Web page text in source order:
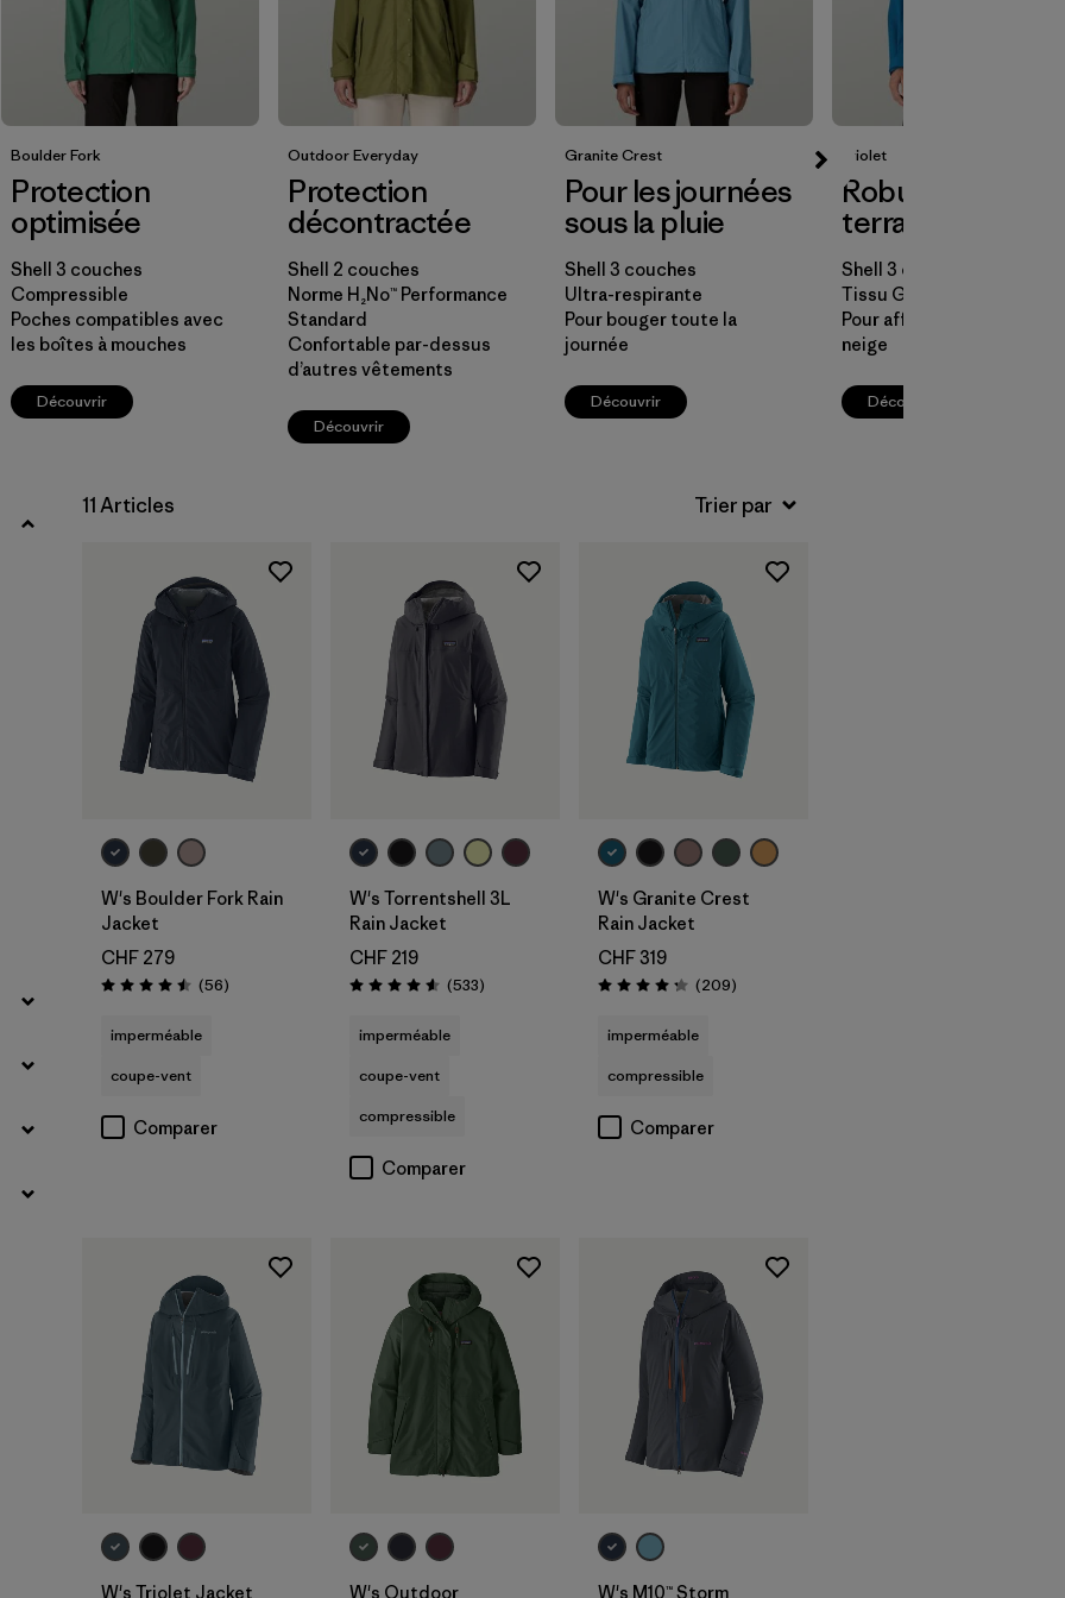
Filtrer par
Coupe
Filtrer par
Couleur
Filtrer par
Prix
Boulder Fork
Protection
optimisée
Shell 3 couches
Compressible
Poches compatibles avec
les boîtes à mouches
Découvrir
Outdoor Everyday
Protection
décontractée
Shell 2 couches
Norme H₂No™ Performance
Standard
Confortable par-dessus
d’autres vêtements
Découvrir
Granite Crest
Pour les journées
sous la pluie
Shell 3 couches
Ultra-respirante
Pour bouger toute la
journée
Découvrir
Triolet
Robuste et tout-
terrain
Shell 3 couches
Tissu GORE-TEX
Pour affronter le froid et la
neige
Découvrir
11 Articles
W's Boulder Fork Rain
Jacket
CHF 279
Évaluation: 4.5 / 5
(56Avis
)
imperméable
coupe-vent
Comparer
W's Torrentshell 3L
Rain Jacket
CHF 219
Évaluation: 4.6 / 5
(533Avis
)
imperméable
coupe-vent
compressible
Comparer
W's Granite Crest
Rain Jacket
CHF 319
Évaluation: 4.3 / 5
(209Avis
)
imperméable
compressible
Comparer
W's Triolet Jacket W's Outdoor W's M10™ Storm